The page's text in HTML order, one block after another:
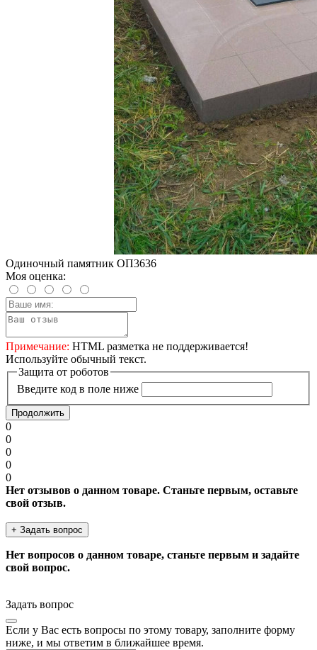
Одиночный памятник ОП3636
Моя оценка:
Примечание: HTML разметка не поддерживается!
Используйте обычный текст.
Защита от роботов
Введите код в поле ниже
Продолжить
0
0
0
0
0
Нет отзывов о данном товаре. Станьте первым, оставьте
свой отзыв.
+ Задать вопрос
Нет вопросов о данном товаре, станьте первым и задайте
свой вопрос.
Задать вопрос
Если у Вас есть вопросы по этому товару, заполните форму
ниже, и мы ответим в ближайшее время.